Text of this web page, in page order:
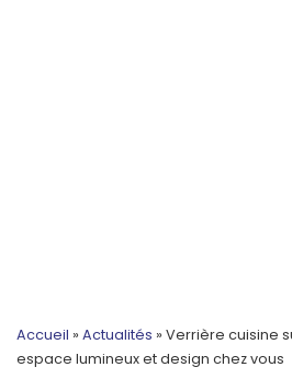
Accueil » Actualités » Verrière cuisine
espace lumineux et design chez vous